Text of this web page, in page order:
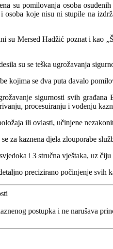
su pomilovanja osoba
osoba koje nisu ni stupile na
su Mersed Hadžić poznat i kao
su se teška ugrožavanja
kojima se dva puta davalo
sigurnosti svih
procesuiranju i vođenju
ili ovlasti, učinjene
za kaznena djela zlouporabe
i 3 stručna vještaka, uz
precizirano počinjenje svih
postupka i ne narušava